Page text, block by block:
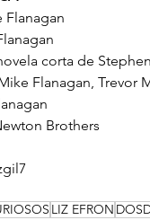
Flanagan
corta de
Flanagan, Trevor
Brothers
LIZ EFRON